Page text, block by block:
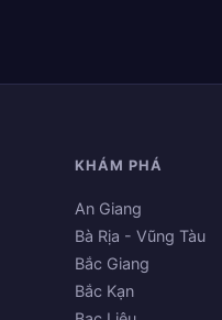
KHÁM PHÁ
An Giang
Bà Rịa - Vũng Tàu
Bắc Giang
Bắc Kạn